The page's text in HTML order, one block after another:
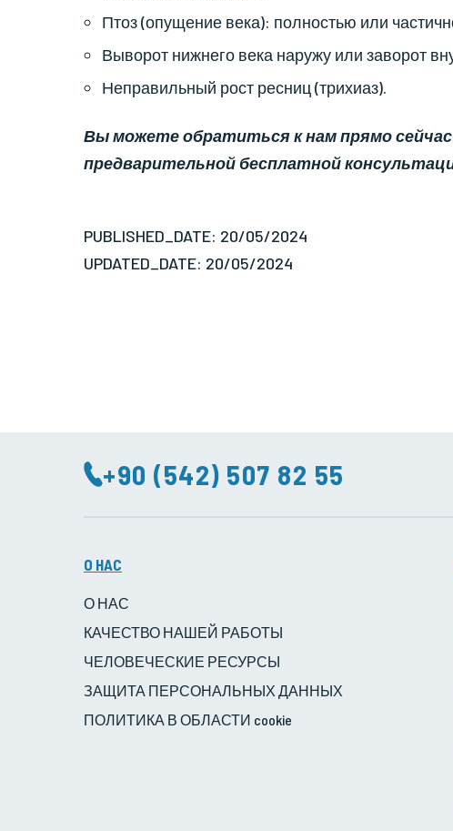
Птоз (опущение века): полностью или
Выворот нижнего века наружу или заворот
Неправильный рост ресниц (трихиаз).
Вы можете обратиться к нам прямо сейчас
предварительной бесплатной
PUBLISHED_DATE: 20/05/2024
UPDATED_DATE: 20/05/2024
+90 (542) 507 82 55
O HAC
О НАС
КАЧЕСТВО НАШЕЙ РАБОТЫ
ЧЕЛОВЕЧЕСКИЕ РЕСУРСЫ
ЗАЩИТА ПЕРСОНАЛЬНЫХ ДАННЫХ
ПОЛИТИКА В ОБЛАСТИ cookie